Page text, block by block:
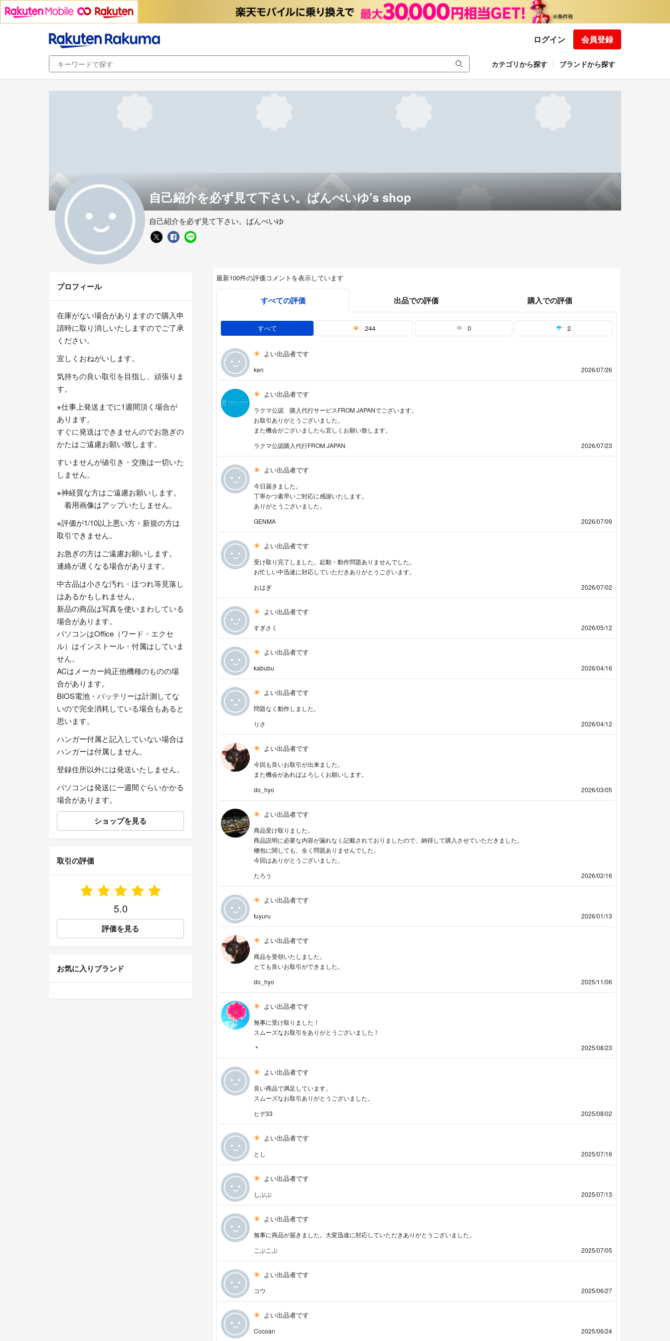
ログイン 会員登録
カテゴリから探す ブランドから探す
自己紹介を必ず見て下さい。ばんぺいゆ's shop
自己紹介を必ず見て下さい。ばんぺいゆ
最新100件の評価コメントを表示しています
すべての評価 出品での評価 購入での評価
すべて 244 0 2
よい出品者です
ken 2026/07/26
よい出品者です
ラクマ公認 購入代行サービスFROM JAPANでございます。
お取引ありがとうございました。
また機会がございましたら宜しくお願い致します。
ラクマ公認購入代行FROM JAPAN
2026/07/23
よい出品者です
今日届きました。
丁寧かつ素早いご対応に感謝いたします。
ありがとうございました。
GENMA
2026/07/09
よい出品者です
受け取り完了しました。起動・動作問題ありませんでした。
お忙しい中迅速に対応していただきありがとうございます。
おはぎ
2026/07/02
よい出品者です
すぎさく 2026/05/12
よい出品者です
kabubu 2026/04/16
よい出品者です
問題なく動作しました。
りさ
2026/04/12
よい出品者です
今回も良いお取引が出来ました。
また機会があればよろしくお願いします。
do_hyo
2026/03/05
よい出品者です
商品受け取りました。
商品説明に必要な内容が漏れなく記載されておりましたので、納得して購入させていただきました。
梱包に関しても、全く問題ありませんでした。
今回はありがとうございました。
たろう
2026/02/16
よい出品者です
tuyuru 2026/01/13
よい出品者です
商品を受領いたしました。
とても良いお取引ができました。
do_hyo
2025/11/06
よい出品者です
無事に受け取りました！
スムーズなお取引をありがとうございました！
＊
2025/08/23
よい出品者です
良い商品で満足しています。
スムーズなお取引ありがとうございました。
ヒデ33
2025/08/02
よい出品者です
とし 2025/07/16
よい出品者です
しぶぶ 2025/07/13
よい出品者です
無事に商品が届きました。大変迅速に対応していただきありがとうございました。
こぶこぶ
2025/07/05
よい出品者です
コウ 2025/06/27
よい出品者です
Cocoan 2025/06/24
プロフィール
在庫がない場合がありますので購入申
請時に取り消しいたしますのでご了承
ください。
宜しくおねがいします。
気持ちの良い取引を目指し、頑張りま
す。
※仕事上発送までに1週間頂く場合が
あります。
すぐに発送はできませんのでお急ぎの
かたはご遠慮お願い致します。
すいませんが値引き・交換は一切いた
しません。
※神経質な方はご遠慮お願いします。
着用画像はアップいたしません。
※評価が1/10以上悪い方・新規の方は
取引できません。
お急ぎの方はご遠慮お願いします。
連絡が遅くなる場合があります。
中古品は小さな汚れ・ほつれ等見落し
はあるかもしれません。
新品の商品は写真を使いまわしている
場合があります。
パソコンはOffice（ワード・エクセ
ル）はインストール・付属はしていま
せん。
ACはメーカー純正他機種のものの場
合があります。
BIOS電池・バッテリーは計測してな
いので完全消耗している場合もあると
思います。
ハンガー付属と記入していない場合は
ハンガーは付属しません。
登録住所以外には発送いたしません。
パソコンは発送に一週間ぐらいかかる
場合があります。
ショップを見る
取引の評価
5.0
評価を見る
お気に入りブランド